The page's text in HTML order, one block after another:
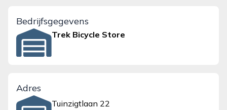
Bedrijfsgegevens
Trek Bicycle Store
Adres
Tuinzigtlaan 22